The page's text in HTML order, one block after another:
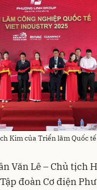
Kim của Triển lãm Quốc
Văn Lê – Chủ tịch
đoàn Cơ điện